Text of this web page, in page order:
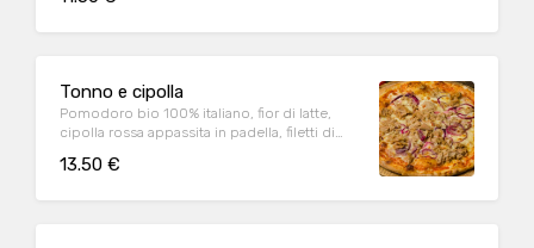
Tonno e cipolla
Pomodoro bio 100% italiano, fior di latte,
cipolla rossa appassita in padella, filetti di
13.50 €